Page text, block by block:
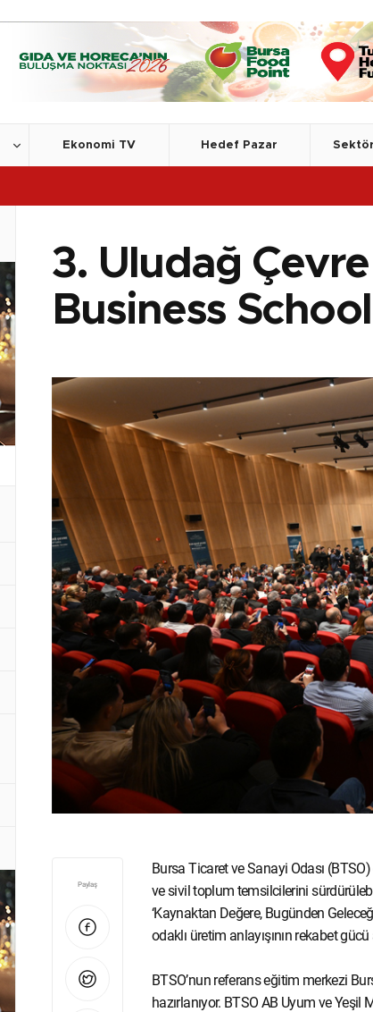
Ekonomi TV Hedef Pazar
3. Uludağ
Business
Paylaş
Bursa Ticaret ve Sanayi Odası
ve sivil toplum temsilcilerini
‘Kaynaktan Değere, Bugünden
odaklı üretim anlayışının rekabet
BTSO’nun referans eğitim merkezi
hazırlanıyor. BTSO AB Uyum ve